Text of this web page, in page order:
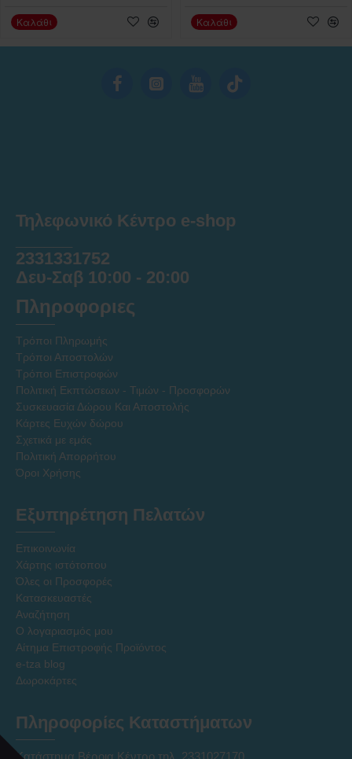
Καλάθι Καλάθι
Τηλεφωνικό Κέντρο e-shop
2331331752
Δευ-Σαβ 10:00 - 20:00
Πληροφοριες
Τρόποι Πληρωμής
Τρόποι Αποστολών
Τρόποι Επιστροφών
Πολιτική Εκπτώσεων - Τιμών - Προσφορών
Συσκευασία Δώρου Και Αποστολής
Κάρτες Ευχών δώρου
Σχετικά με εμάς
Πολιτική Απορρήτου
Όροι Χρήσης
Εξυπηρέτηση Πελατών
Επικοινωνία
Χάρτης ιστότοπου
Όλες οι Προσφορές
Κατασκευαστές
Αναζήτηση
Ο λογαριασμός μου
Αίτημα Επιστροφής Προϊόντος
e-tza blog
Δωροκάρτες
Πληροφορίες Καταστήματων
Κατάστημα Βέροια Κέντρο τηλ. 2331027170